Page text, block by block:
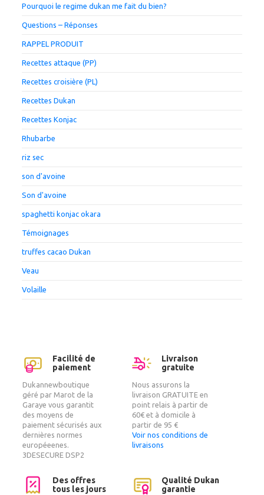
Pourquoi le regime dukan me fait du bien?
Questions – Réponses
RAPPEL PRODUIT
Recettes attaque (PP)
Recettes croisière (PL)
Recettes Dukan
Recettes Konjac
Rhubarbe
riz sec
son d'avoine
Son d'avoine
spaghetti konjac okara
Témoignages
truffes cacao Dukan
Veau
Volaille
Facilité de
paiement
Dukannewboutique
géré par Marot de la
Garaye vous garantit
des moyens de
paiement sécurisés aux
dernières normes
européeenes.
3DESECURE DSP2
Livraison
gratuite
Nous assurons la
livraison GRATUITE en
point relais à partir de
60€ et à domicile à
partir de 95 €
Voir nos conditions de
livraisons
Des offres
tous les jours
Qualité Dukan
garantie